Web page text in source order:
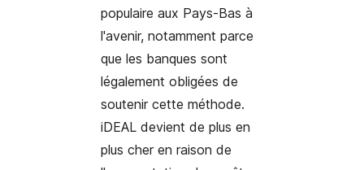
populaire aux Pays-Bas à
l'avenir, notamment parce
que les banques sont
légalement obligées de
soutenir cette méthode.
iDEAL devient de plus en
plus cher en raison de